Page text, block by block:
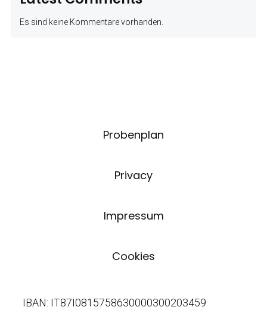
Es sind keine Kommentare vorhanden.
Probenplan
Privacy
Impressum
Cookies
IBAN: IT87I0815758630000300203459